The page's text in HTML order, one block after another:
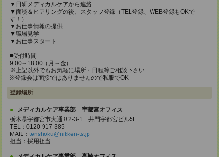
▼日研メディカルケアから連絡
▼面談＆ヒアリングの後、スタッフ登録（TEL登録、WEB登録もOKで
す！）
▼お仕事情報の提供
▼職場見学
▼お仕事スタート
■受付時間
9:00～18:00（月～金）
※上記以外でもお気軽に場所・日程等ご相談下さい
※登録会は面接ではありませんので私服でOK
登録場所
メディカルケア事業部 宇都宮オフィス
栃木県宇都宮市大通り2-3-1 井門宇都宮ビル5F
TEL：0120-917-385
MAIL： tenshoku@nikken-ts.jp
担当：採用担当